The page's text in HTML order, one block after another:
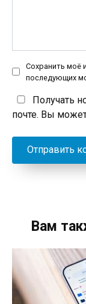
Сохранить моё
последующих
Получать
почте. Вы
Вам